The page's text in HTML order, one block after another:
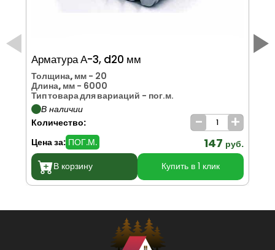
Арматура А-3, d20 мм
Толщина, мм - 20
Длина, мм - 6000
Тип товара для вариаций - пог.м.
В наличии
Количество:
- +
Цена за: ПОГ.М. 147 руб.
В корзину
Купить в 1 клик